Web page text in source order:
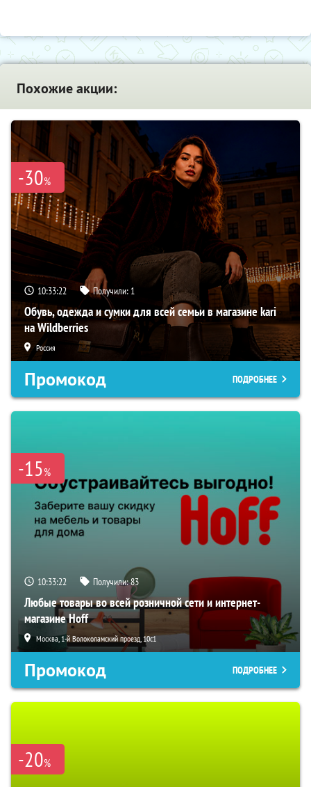
Похожие акции:
-30%
10:33:21 Получили: 1
Обувь, одежда и сумки для всей семьи в магазине kari
на Wildberries
Россия
Промокод ПОДРОБНЕЕ
-15%
10:33:21 Получили:83
Любые товары во всей розничной сети и интернет-
магазине Hoff
Москва, 1-й Волоколамский проезд, 10с1
Промокод ПОДРОБНЕЕ
-20%